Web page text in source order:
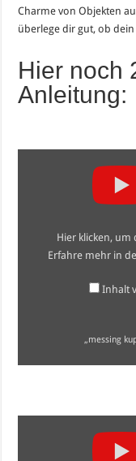
Charme von Objekten
überlege dir gut, ob
Hier noch
Anleitung:
YouTube
Hier klicken, um
Erfahre mehr in
Inhalt
„messing